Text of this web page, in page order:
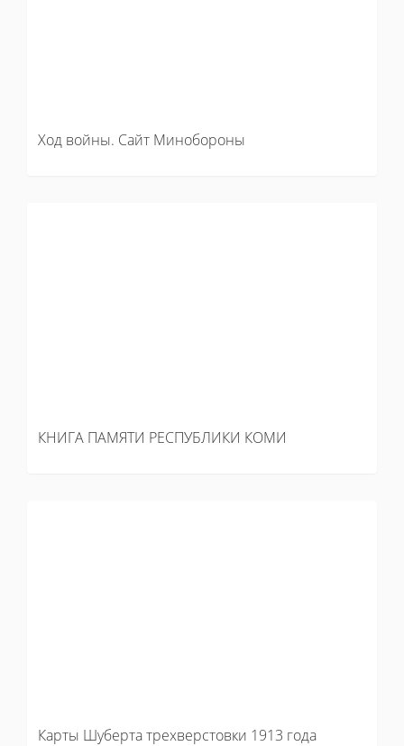
Ход войны. Сайт Минобороны
КНИГА ПАМЯТИ РЕСПУБЛИКИ КОМИ
Карты Шуберта трехверстовки 1913 года